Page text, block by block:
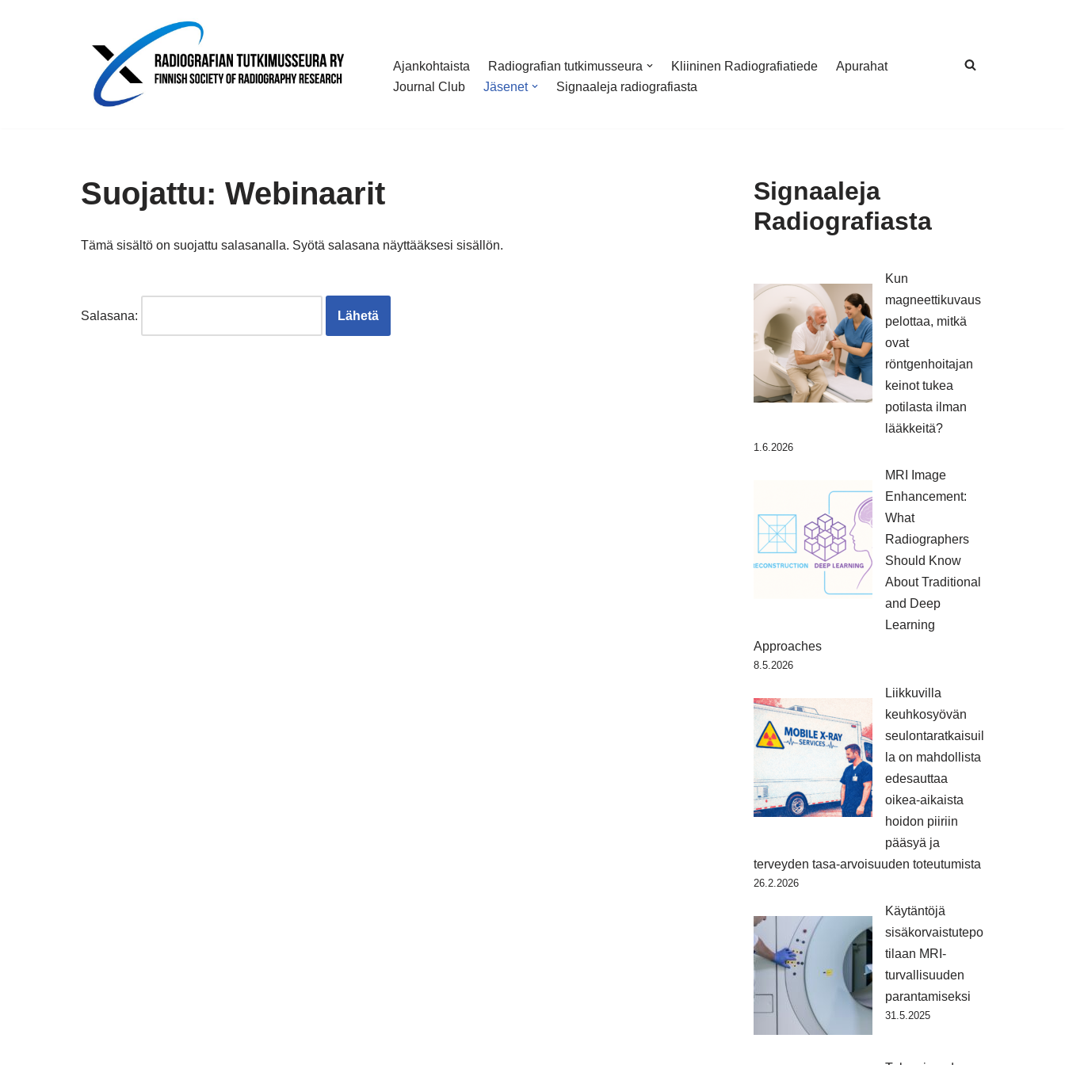
Ajankohtaista Radiografian tutkimusseura Kliininen Radiografiatiede
Apurahat
Journal Club
Jäsenet Signaaleja radiografiasta
Suojattu: Webinaarit
Tämä sisältö on suojattu salasanalla. Syötä salasana näyttääksesi sisällön.
Salasana:
Signaaleja
Radiografiasta
Kun
magneettikuvaus
pelottaa, mitkä
ovat
röntgenhoitajan
keinot tukea
potilasta ilman
lääkkeitä?
1.6.2026
MRI Image
Enhancement:
What
Radiographers
Should Know
About Traditional
and Deep
Learning
Approaches
8.5.2026
Liikkuvilla
keuhkosyövän
seulontaratkaisuil
la on mahdollista
edesauttaa
oikea-aikaista
hoidon piiriin
pääsyä ja
terveyden tasa-arvoisuuden toteutumista
26.2.2026
Käytäntöjä
sisäkorvaistutepo
tilaan MRI-
turvallisuuden
parantamiseksi
31.5.2025